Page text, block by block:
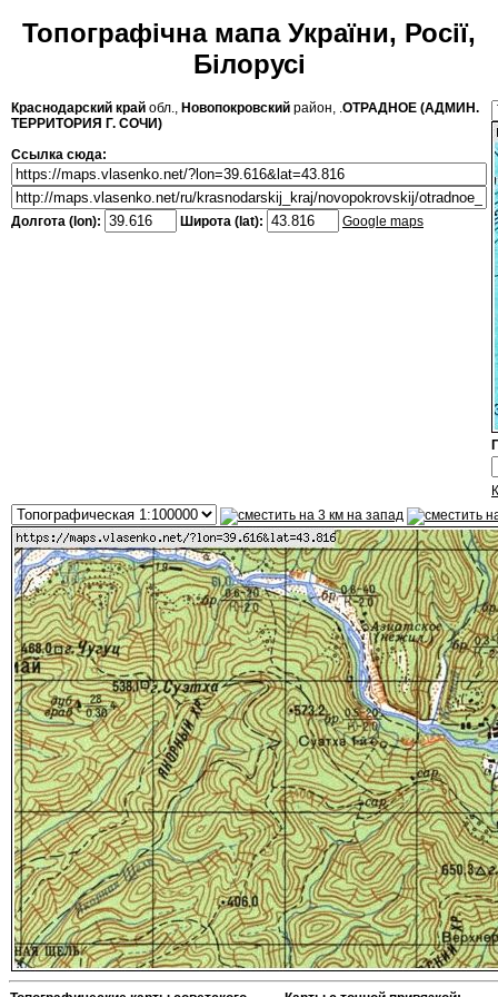
Топографічна мапа України, Росії,
Білорусі
Краснодарский край обл., Новопокровский район, .ОТРАДНОЕ (АДМИН.
ТЕРРИТОРИЯ Г. СОЧИ)
Ссылка сюда:
Долгота (lon): Широта (lat): Google maps